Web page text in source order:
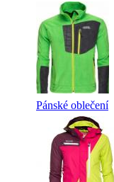
Pánské oblečení